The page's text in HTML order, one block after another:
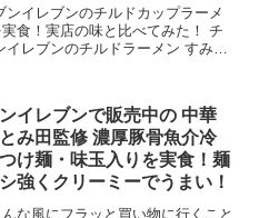
食！実店の味と比べてみた！ チ
イレブンで販売中の 中華
み田監修 濃厚豚骨魚介冷
け麺・味玉入りを実食！麺
強くクリーミーでうまい！
な風にフラッと買い物に行くこと